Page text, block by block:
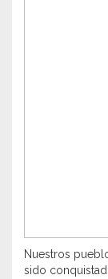
Nuestros
sido